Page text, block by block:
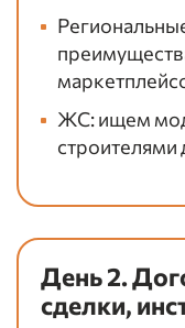
ЖС: ищем
День 2.
сделки,